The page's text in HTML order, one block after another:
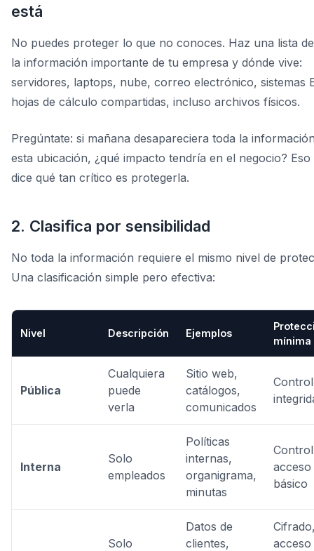
está
No puedes proteger lo que no conoces. Haz una lista
la información importante de tu empresa y dónde vive:
servidores, laptops, nube, correo electrónico, sistemas
hojas de cálculo compartidas, incluso archivos físicos.
Pregúntate: si mañana desapareciera toda la
esta ubicación, ¿qué impacto tendría en el negocio? Eso
dice qué tan crítico es protegerla.
2. Clasifica por sensibilidad
No toda la información requiere el mismo nivel de
Una clasificación simple pero efectiva:
Nivel Descripción Ejemplos
mínima
Pública
Cualquiera
puede
verla
Sitio web,
catálogos,
comunicados
Interna
Solo
empleados
Políticas
internas,
organigrama,
minutas
acceso
básico
Solo
Datos de
clientes,
acceso